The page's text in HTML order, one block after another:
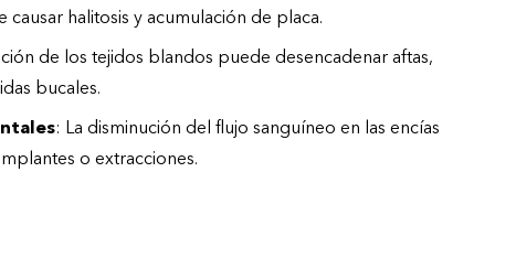
halitosis y acumulación de placa.
de los tejidos blandos puede desencadenar aftas,
bucales.
: La disminución del flujo sanguíneo en las encías
o extracciones.